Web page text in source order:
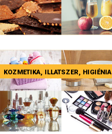
KOZMETIKA, ILLATSZER, HIGIÉNIA